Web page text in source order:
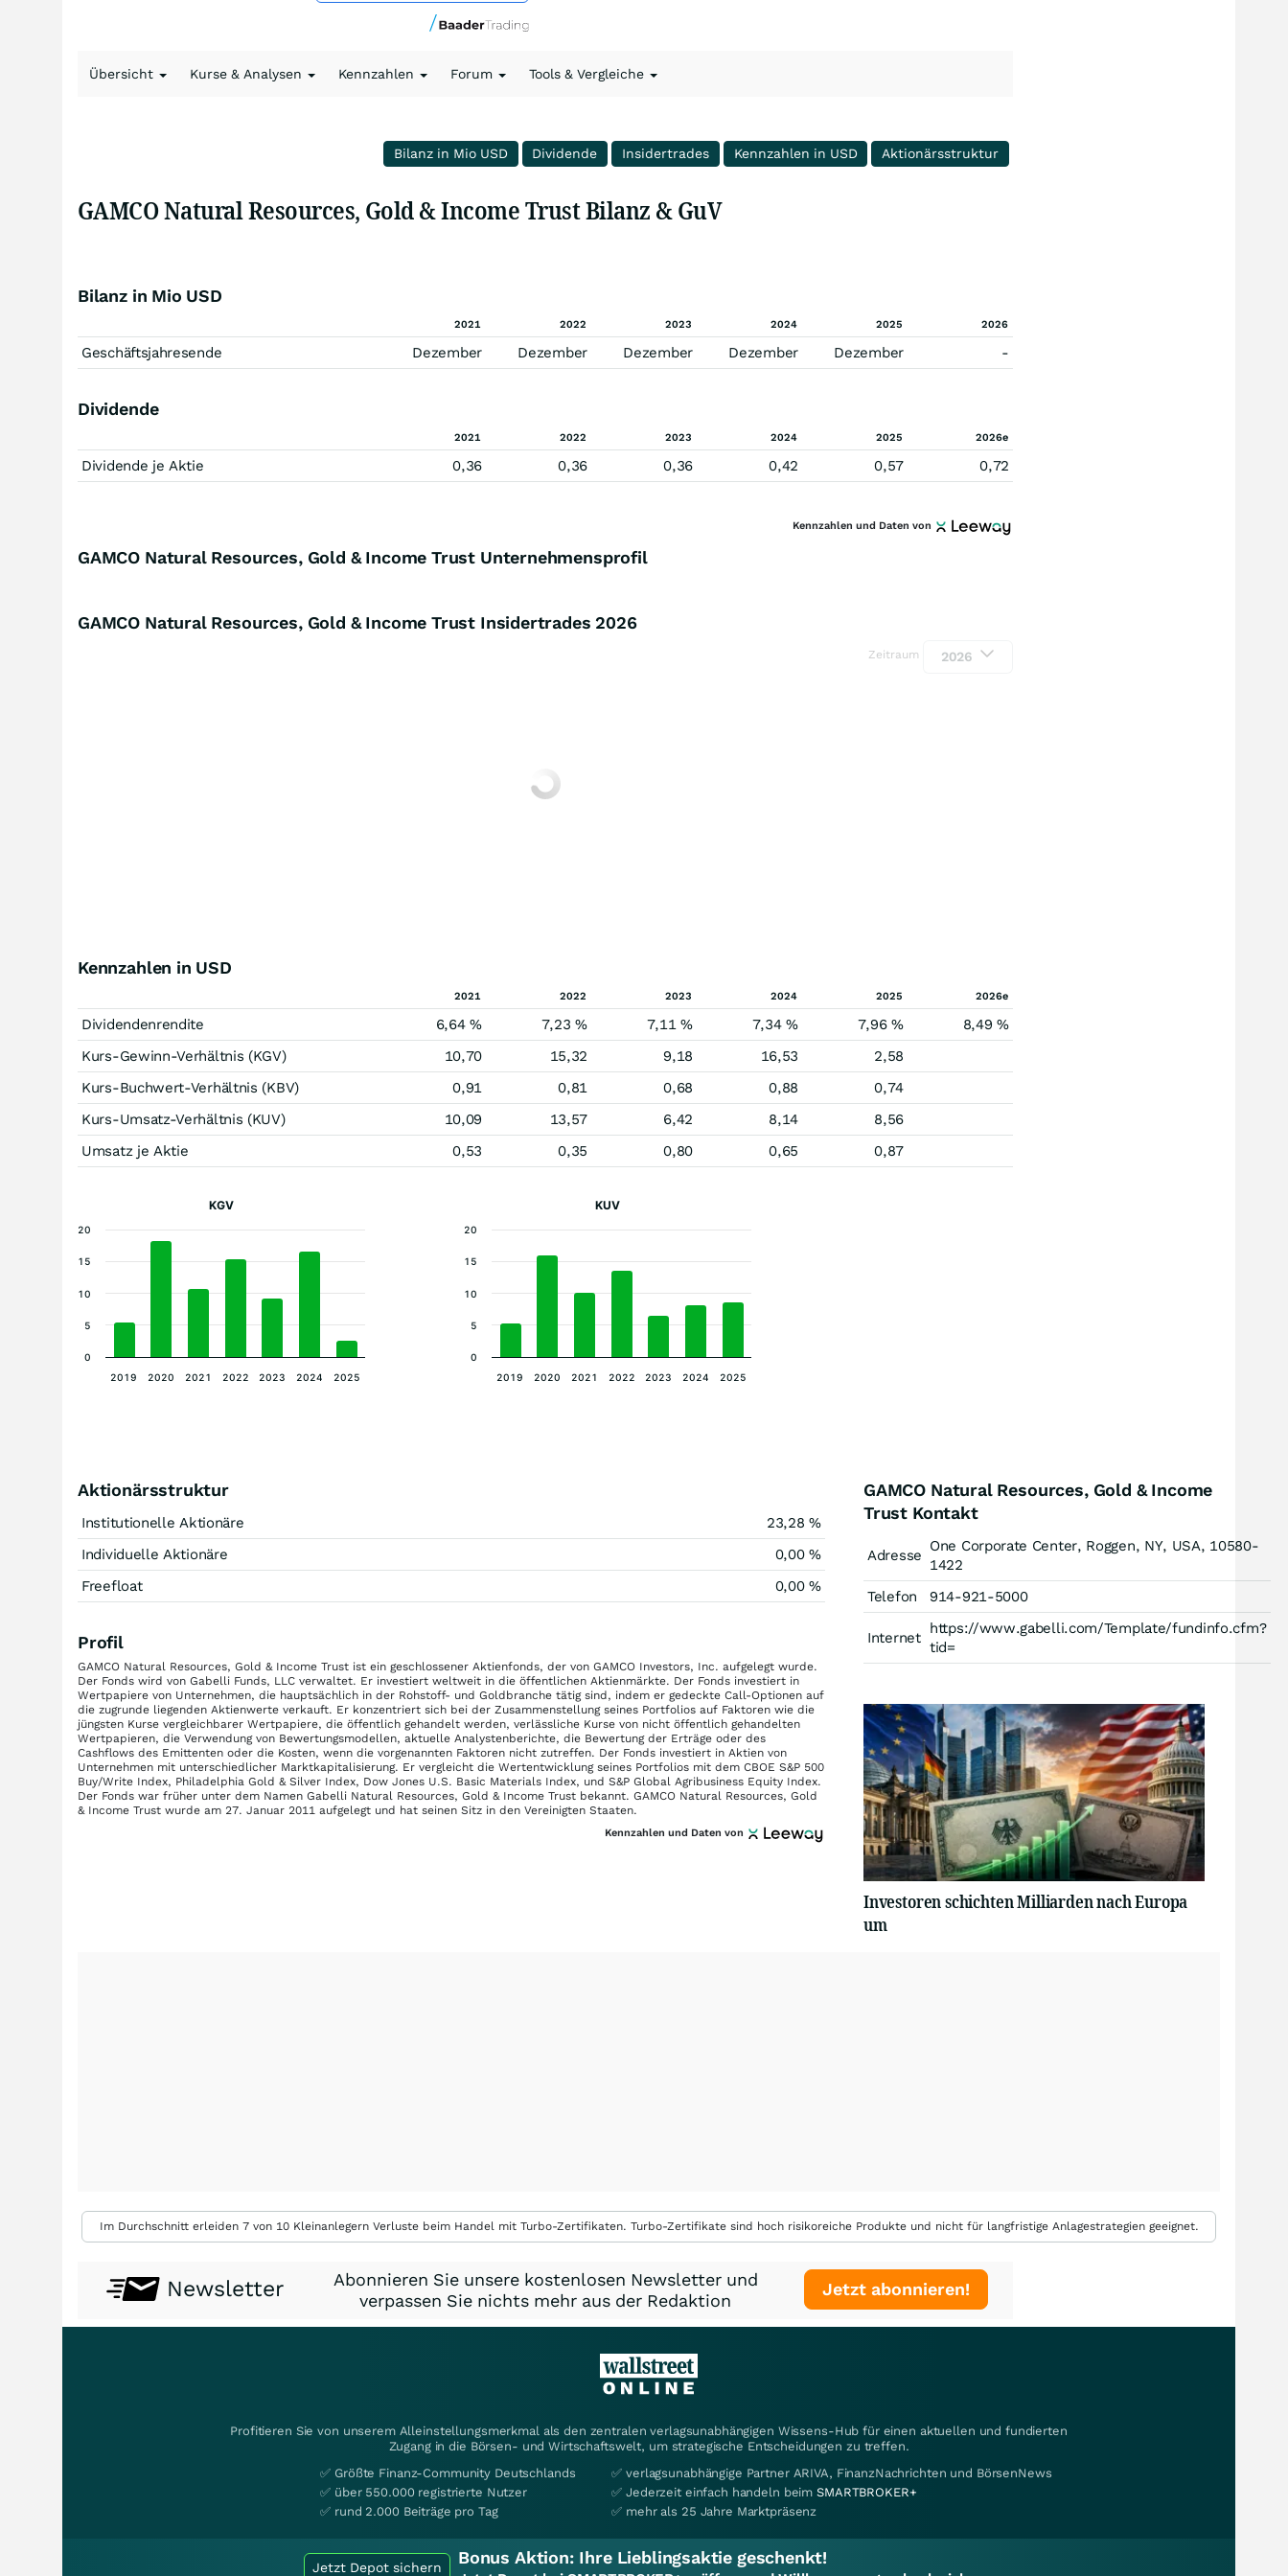
Übersicht Kurse & Analysen Kennzahlen Forum Tools & Vergleiche
Bilanz in Mio USD Dividende Insidertrades Kennzahlen in USD Aktionärsstruktur
GAMCO Natural Resources, Gold & Income Trust Bilanz & GuV
Bilanz in Mio USD
2021 2022 2023 2024 2025 2026
Geschäftsjahresende Dezember Dezember Dezember Dezember Dezember -
Dividende
2021 2022 2023 2024 2025 2026e
Dividende je Aktie 0,36 0,36 0,36 0,42 0,57 0,72
Kennzahlen und Daten von
GAMCO Natural Resources, Gold & Income Trust Unternehmensprofil
GAMCO Natural Resources, Gold & Income Trust Insidertrades 2026
Zeitraum 2026
Kennzahlen in USD
2021 2022 2023 2024 2025 2026e
Dividendenrendite 6,64 % 7,23 % 7,11 % 7,34 % 7,96 %
8,49 %
Kurs-Gewinn-Verhältnis (KGV)
10,70 15,32 9,18 16,53
2,58
Kurs-Buchwert-Verhältnis (KBV)
0,91 0,81 0,68 0,88
0,74
Kurs-Umsatz-Verhältnis (KUV)
10,09 13,57 6,42 8,14
8,56
Umsatz je Aktie
0,53 0,35 0,80 0,65 0,87
KGV
2019 2020 2021 2022 2023 2024 2025
0
5
10
15
20
KUV
2019 2020 2021 2022 2023 2024 2025
0
5
10
15
20
Aktionärsstruktur
Institutionelle Aktionäre
23,28 %
Individuelle Aktionäre
0,00 %
Freefloat
0,00 %
Profil
GAMCO Natural Resources, Gold & Income Trust ist ein geschlossener Aktienfonds, der von GAMCO Investors, Inc. aufgelegt wurde.
Der Fonds wird von Gabelli Funds, LLC verwaltet. Er investiert weltweit in die öffentlichen Aktienmärkte. Der Fonds investiert in
Wertpapiere von Unternehmen, die hauptsächlich in der Rohstoff- und Goldbranche tätig sind, indem er gedeckte Call-Optionen auf
die zugrunde liegenden Aktienwerte verkauft. Er konzentriert sich bei der Zusammenstellung seines Portfolios auf Faktoren wie die
jüngsten Kurse vergleichbarer Wertpapiere, die öffentlich gehandelt werden, verlässliche Kurse von nicht öffentlich gehandelten
Wertpapieren, die Verwendung von Bewertungsmodellen, aktuelle Analystenberichte, die Bewertung der Erträge oder des
Cashflows des Emittenten oder die Kosten, wenn die vorgenannten Faktoren nicht zutreffen. Der Fonds investiert in Aktien von
Unternehmen mit unterschiedlicher Marktkapitalisierung. Er vergleicht die Wertentwicklung seines Portfolios mit dem CBOE S&P 500
Buy/Write Index, Philadelphia Gold & Silver Index, Dow Jones U.S. Basic Materials Index, und S&P Global Agribusiness Equity Index.
Der Fonds war früher unter dem Namen Gabelli Natural Resources, Gold & Income Trust bekannt. GAMCO Natural Resources, Gold
& Income Trust wurde am 27. Januar 2011 aufgelegt und hat seinen Sitz in den Vereinigten Staaten.
Kennzahlen und Daten von
GAMCO Natural Resources, Gold & Income
Trust Kontakt
Adresse
One Corporate Center, Roggen, NY, USA, 10580-
1422
Telefon
914-921-5000
Internet
https://www.gabelli.com/Template/fundinfo.cfm?
tid=
Investoren schichten Milliarden nach Europa
um
Im Durchschnitt erleiden 7 von 10 Kleinanlegern Verluste beim Handel mit Turbo-Zertifikaten. Turbo-Zertifikate sind hoch risikoreiche Produkte und nicht für langfristige Anlagestrategien geeignet.
Newsletter
Abonnieren Sie unsere kostenlosen Newsletter und
verpassen Sie nichts mehr aus der Redaktion
Jetzt abonnieren!
Profitieren Sie von unserem Alleinstellungsmerkmal als den zentralen verlagsunabhängigen Wissens-Hub für einen aktuellen und fundierten
Zugang in die Börsen- und Wirtschaftswelt, um strategische Entscheidungen zu treffen.
✅ Größte Finanz-Community Deutschlands
✅ über 550.000 registrierte Nutzer
✅ rund 2.000 Beiträge pro Tag
✅ verlagsunabhängige Partner ARIVA, FinanzNachrichten und BörsenNews
✅ Jederzeit einfach handeln beimSMARTBROKER+
✅ mehr als 25 Jahre Marktpräsenz
Jetzt Depot sichern Bonus Aktion: Ihre Lieblingsaktie geschenkt!